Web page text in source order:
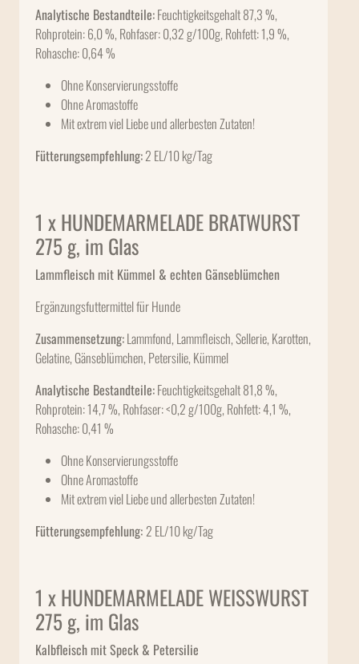
Analytische Bestandteile:Feuchtigkeitsgehalt 87,3 %,
Rohprotein: 6,0 %, Rohfaser: 0,32 g/100g, Rohfett: 1,9 %,
Rohasche: 0,64 %
Ohne Konservierungsstoffe
Ohne Aromastoffe
Mit extrem viel Liebe und allerbesten Zutaten!
Fütterungsempfehlung:2 EL/10 kg/Tag
1 x HUNDEMARMELADE BRATWURST
275 g, im Glas
Lammfleisch mit Kümmel & echten Gänseblümchen
Ergänzungsfuttermittel für Hunde
Zusammensetzung:Lammfond, Lammfleisch, Sellerie, Karotten,
Gelatine, Gänseblümchen, Petersilie, Kümmel
Analytische Bestandteile:Feuchtigkeitsgehalt 81,8 %,
Rohprotein: 14,7 %, Rohfaser: <0,2 g/100g, Rohfett: 4,1 %,
Rohasche: 0,41 %
Ohne Konservierungsstoffe
Ohne Aromastoffe
Mit extrem viel Liebe und allerbesten Zutaten!
Fütterungsempfehlung: 2 EL/10 kg/Tag
1 x HUNDEMARMELADE WEISSWURST
275 g, im Glas
Kalbfleisch mit Speck & Petersilie